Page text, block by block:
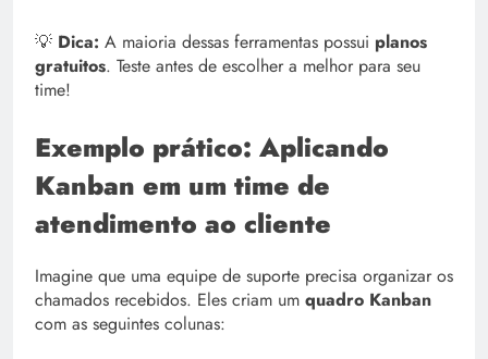
💡 Dica: A maioria dessas ferramentas possui planos
gratuitos. Teste antes de escolher a melhor para seu
time!
Exemplo prático: Aplicando
Kanban em um time de
atendimento ao cliente
Imagine que uma equipe de suporte precisa organizar os
chamados recebidos. Eles criam um quadro Kanban
com as seguintes colunas: